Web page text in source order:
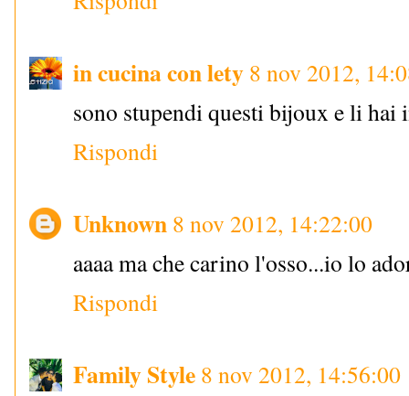
in cucina con lety 8 nov 2012,
sono stupendi questi bijoux e li hai
Rispondi
Unknown 8 nov 2012, 14:22:00
aaaa ma che carino l'osso...io lo
Rispondi
Family Style 8 nov 2012, 14:56:00